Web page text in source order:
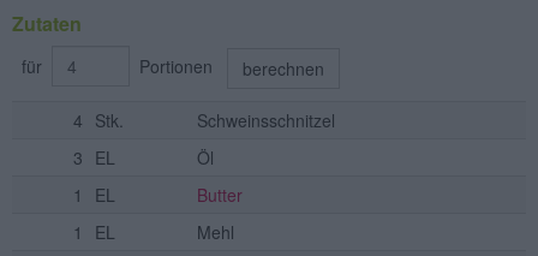
Zutaten
für Portionen berechnen
4 Stk.
Schweinsschnitzel
3 EL
Öl
1
EL
Butter
1
EL
Mehl